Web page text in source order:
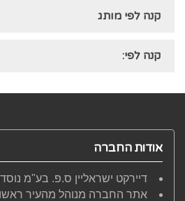
קנה לפי מותג
קנה לפי:
אודות החברה
דיירקט ישראליין ס.פ. בע"מ נוסדה
אתר החברה מנוהל מהעיר ראשון-